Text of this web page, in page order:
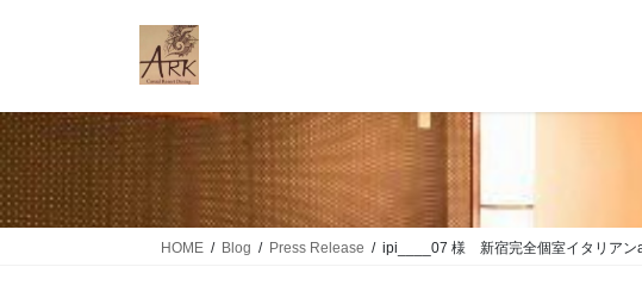
ツ
に
移
動
シ
ョ
ン
に
HOME Blog Press Release ipi____07 様 新宿完全個室イタリアン